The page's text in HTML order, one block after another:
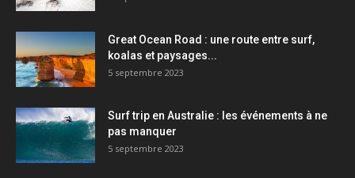
Great Ocean Road : une route entre surf,
koalas et paysages...
5 septembre 2023
Surf trip en Australie : les événements à ne
pas manquer
5 septembre 2023